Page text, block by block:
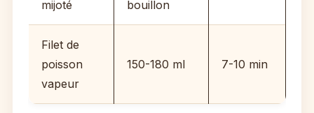
mijoté bouillon
Filet de
poisson
vapeur
150-180 ml 7-10 min